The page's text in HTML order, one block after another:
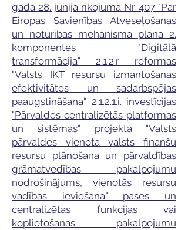
gada 28. jūnija rīkojumā Nr. 407 "Par
Eiropas Savienības Atveseļošanas
un noturības mehānisma plāna 2.
komponentes "Digitālā
transformācija" 2.1.2.r reformas
"Valsts IKT resursu izmantošanas
efektivitātes un sadarbspējas
paaugstināšana" 2.1.2.1.i. investīcijas
"Pārvaldes centralizētās platformas
un sistēmas" projekta "Valsts
pārvaldes vienota valsts finanšu
resursu plānošana un pārvaldības
grāmatvedības pakalpojumu
nodrošinājums, vienotās resursu
vadības ieviešana" pases un
centralizētas funkcijas vai
koplietošanas pakalpojumu